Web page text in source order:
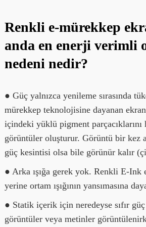
Renkli e-mürekkep
anda en enerji verimli
nedeni nedir?
● Güç yalnızca yenileme sırasında
mürekkep teknolojisine dayanan
içindeki yüklü pigment parçacıklarını
görüntüler oluşturur. Görüntü bir kez
güç kesintisi olsa bile görünür kalır
● Arka ışığa gerek yok. Renkli E-Ink
yerine ortam ışığının yansımasına
● Statik içerik için neredeyse sıfır
görüntüler veya metinler